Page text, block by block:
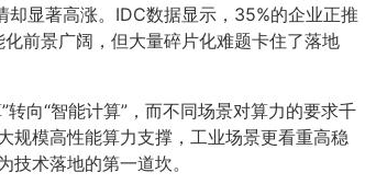
显著高涨。IDC数据显示，35%的企业正推
前景广阔，但大量碎片化难题卡住了落地
向“智能计算”，而不同场景对算力的要求千
规模高性能算力支撑，工业场景更看重高稳
术落地的第一道坎。